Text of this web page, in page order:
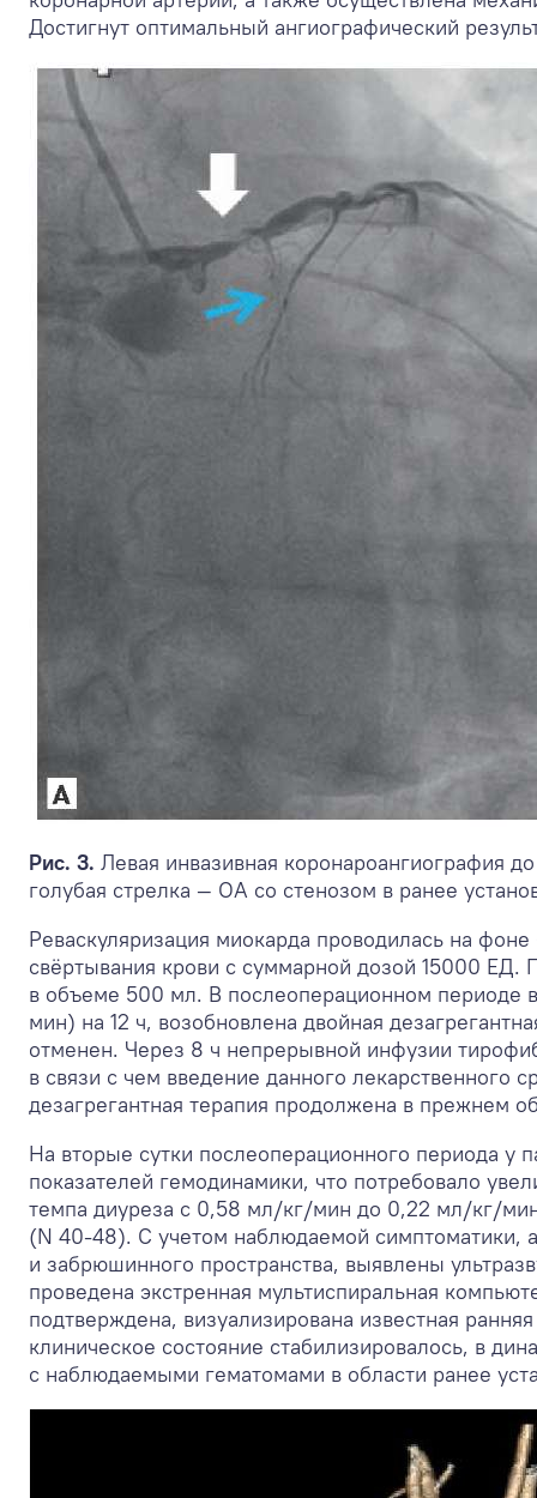
Достигнут оптимальный ангиографический
Рис. 3. Левая инвазивная коронароангиография
голубая стрелка — ОА со стенозом в ранее
Реваскуляризация миокарда проводилась на
свёртывания крови с суммарной дозой 15000 ЕД.
в объеме 500 мл. В послеоперационном периоде
мин) на 12 ч, возобновлена двойная
отменен. Через 8 ч непрерывной инфузии
в связи с чем введение данного
дезагрегантная терапия продолжена в прежнем
На вторые сутки послеоперационного периода у
показателей гемодинамики, что потребовало
темпа диуреза с 0,58 мл/кг/мин до 0,22 мл/кг/
(N 40-48). С учетом наблюдаемой симптоматики,
и забрюшинного пространства, выявлены
проведена экстренная мультиспиральная
подтверждена, визуализирована известная
клиническое состояние стабилизировалось, в
с наблюдаемыми гематомами в области ранее